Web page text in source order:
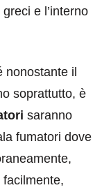
e l’interno
nonostante il
soprattutto, è
saranno
fumatori dove